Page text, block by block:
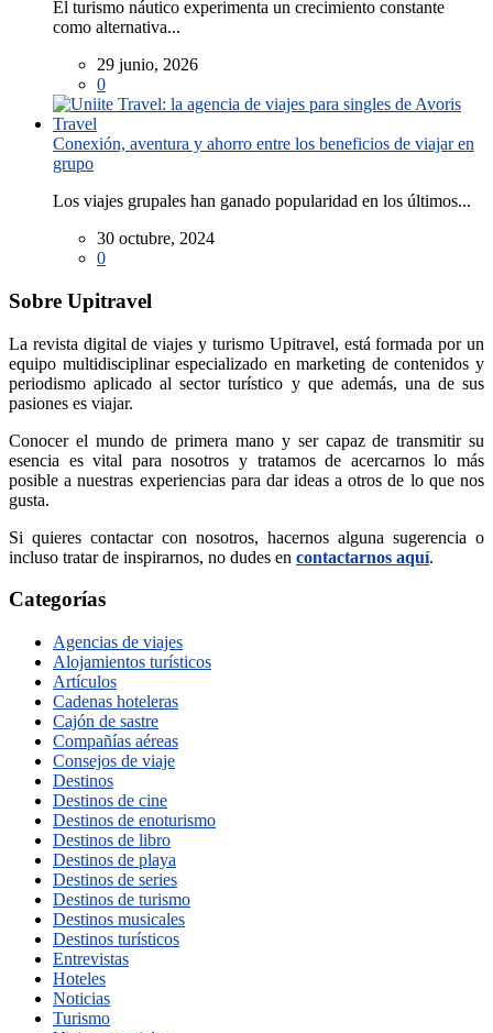
El turismo náutico experimenta un crecimiento constante
como alternativa...
29 junio, 2026
0
Conexión, aventura y ahorro entre los beneficios de viajar en
grupo
Los viajes grupales han ganado popularidad en los últimos...
30 octubre, 2024
0
Sobre Upitravel
La revista digital de viajes y turismo Upitravel, está formada por un
equipo multidisciplinar especializado en marketing de contenidos y
periodismo aplicado al sector turístico y que además, una de sus
pasiones es viajar.
Conocer el mundo de primera mano y ser capaz de transmitir su
esencia es vital para nosotros y tratamos de acercarnos lo más
posible a nuestras experiencias para dar ideas a otros de lo que nos
gusta.
Si quieres contactar con nosotros, hacernos alguna sugerencia o
incluso tratar de inspirarnos, no dudes en contactarnos aquí.
Categorías
Agencias de viajes
Alojamientos turísticos
Artículos
Cadenas hoteleras
Cajón de sastre
Compañías aéreas
Consejos de viaje
Destinos
Destinos de cine
Destinos de enoturismo
Destinos de libro
Destinos de playa
Destinos de series
Destinos de turismo
Destinos musicales
Destinos turísticos
Entrevistas
Hoteles
Noticias
Turismo